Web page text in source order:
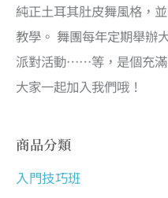
純正土耳其肚皮舞風格，
教學。 舞團每年定期舉辦
派對活動……等，是個充
大家一起加入我們哦！
商品分類
入門技巧班